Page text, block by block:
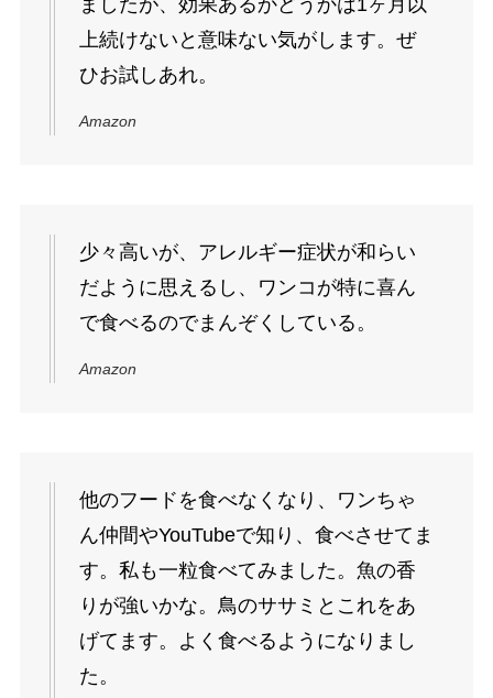
上続けないと意味ない気がします。ぜ
ひお試しあれ。
Amazon
少々高いが、アレルギー症状が和らい
だように思えるし、ワンコが特に喜ん
で食べるのでまんぞくしている。
Amazon
他のフードを食べなくなり、ワンちゃ
ん仲間やYouTubeで知り、食べさせてま
す。私も一粒食べてみました。魚の香
りが強いかな。鳥のササミとこれをあ
げてます。よく食べるようになりまし
た。